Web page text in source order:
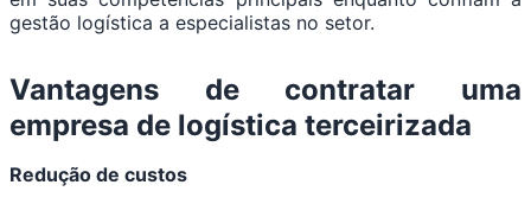
gestão logística a especialistas no setor.
Vantagens de contratar uma
empresa de logística terceirizada
Redução de custos